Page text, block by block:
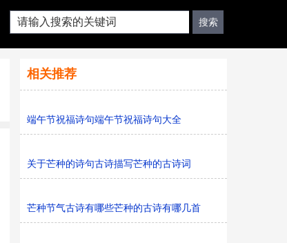
相关推荐
端午节祝福诗句端午节祝福诗句大全
关于芒种的诗句古诗描写芒种的古诗词
芒种节气古诗有哪些芒种的古诗有哪几首